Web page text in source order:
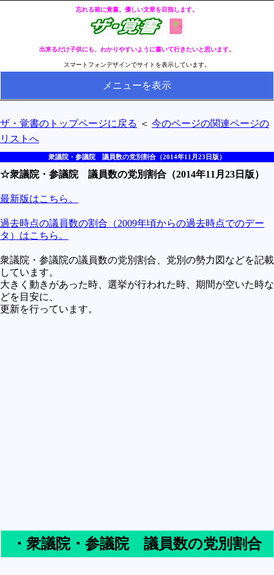
忘れる前に覚書。優しい文章を目指します。
出来るだけ子供にも、わかりやすいように書いて行きたいと思います。
スマートフォンデザインでサイトを表示しています。
メニューを表示
全ページのリストへ
今の分類ページのリストへ
健康
冬・冷え性対策
生活
料理とか食べ物
外国語
買うべきか買わざるべきか
社会
趣味
未確認
ザ・覚書のトップページに戻る ＜ 今のページの関連ページの
リストへ
衆議院・参議院 議員数の党別割合（2014年11月23日版）
☆衆議院・参議院 議員数の党別割合（2014年11月23日版）
最新版はこちら。
過去時点の議員数の割合（2009年頃からの過去時点でのデー
タ）はこちら。
衆議院・参議院の議員数の党別割合、党別の勢力図などを記載
しています。
大きく動きがあった時、選挙が行われた時、期間が空いた時な
どを目安に、
更新を行っています。
・衆議院・参議院 議員数の党別割合